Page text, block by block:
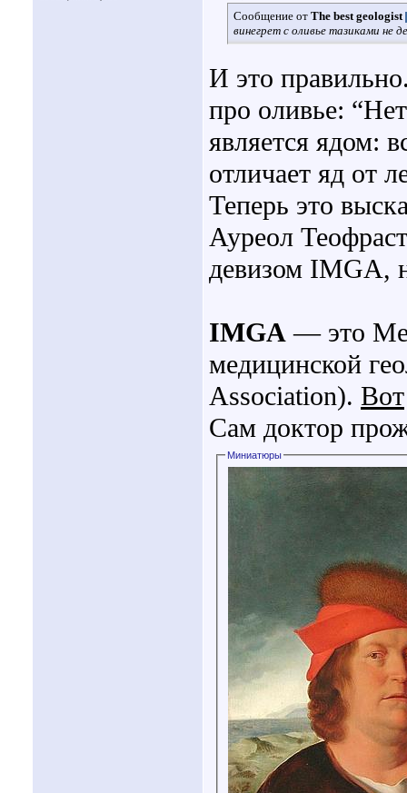
Сообщение от The best geologist
винегрет с оливье тазиками не
И это
про оливье:
является ядом:
отличает яд от
Теперь это
Ауреол
девизом IMGA,
IMGA — это
медицинской
Association). Вот
Сам доктор
Миниатюры